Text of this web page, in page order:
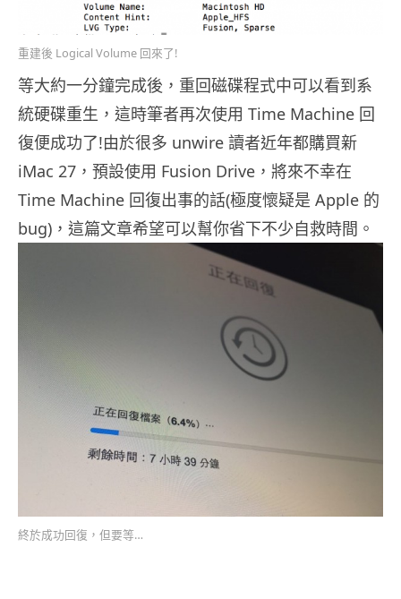
重建後 Logical Volume 回來了!
等大約一分鐘完成後，重回磁碟程式中可以看到系
統硬碟重生，這時筆者再次使用 Time Machine 回
復便成功了!由於很多 unwire 讀者近年都購買新
iMac 27，預設使用 Fusion Drive，將來不幸在
Time Machine 回復出事的話(極度懷疑是 Apple 的
bug)，這篇文章希望可以幫你省下不少自救時間。
終於成功回復，但要等…